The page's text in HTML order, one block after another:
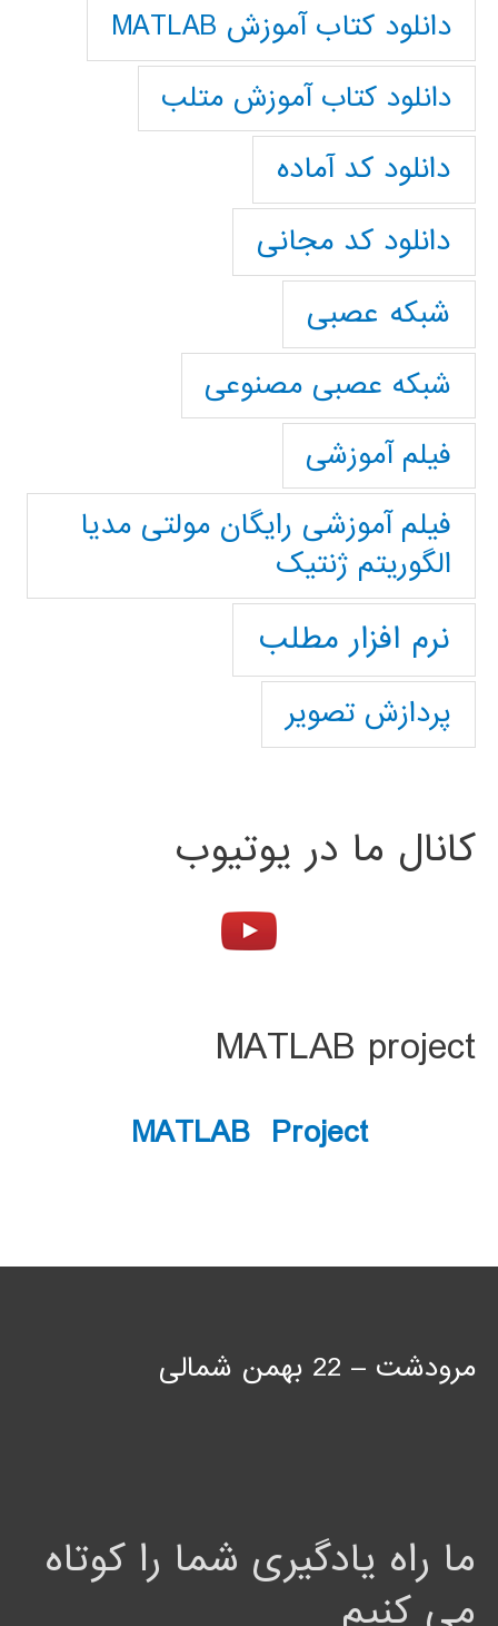
دانلود کتاب آموزش MATLAB
دانلود کتاب آموزش متلب
دانلود کد آماده
دانلود کد مجانی
شبکه عصبی
شبکه عصبی مصنوعی
فیلم آموزشی
فیلم آموزشی رایگان مولتی مدیا
الگوریتم ژنتیک
نرم افزار مطلب
پردازش تصویر
کانال ما در یوتیوب
MATLAB project
MATLAB Project
مرودشت – 22 بهمن شمالی
ما راه یادگیری شما را کوتاه
می کنیم